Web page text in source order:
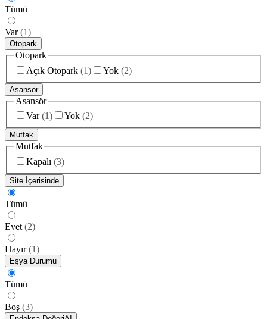
Tümü
Var (1)
Otopark
Otopark
Açık Otopark (1) Yok (2)
Asansör
Asansör
Var (1) Yok (2)
Mutfak
Mutfak
Kapalı (3)
Site İçerisinde
Tümü
Evet (2)
Hayır (1)
Eşya Durumu
Tümü
Boş (3)